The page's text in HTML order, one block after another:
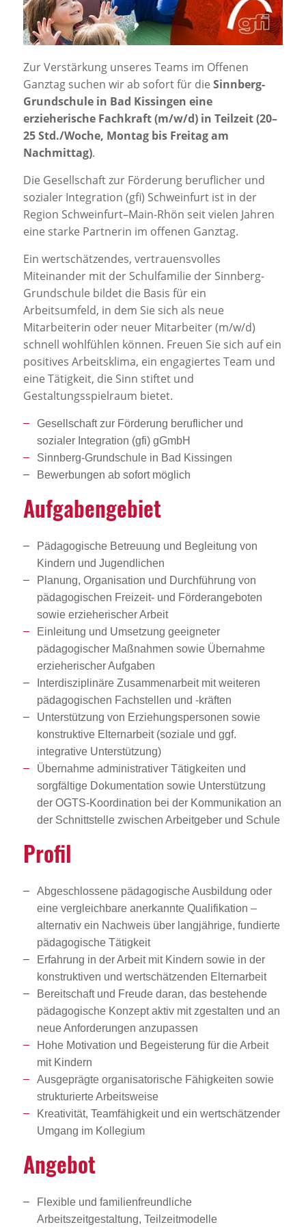
Jobportal
Presse und Medien
bbw e. V.
Karriere
Presse
News Archiv
Zur Verstärkung unseres Teams im Offenen
Ganztag suchen wir ab sofort für die Sinnberg-
Grundschule in Bad Kissingen eine
erzieherische Fachkraft (m/w/d) in Teilzeit (20–
25 Std./Woche, Montag bis Freitag am
Nachmittag).
Die Gesellschaft zur Förderung beruflicher und
sozialer Integration (gfi) Schweinfurt ist in der
Region Schweinfurt–Main-Rhön seit vielen Jahren
eine starke Partnerin im offenen Ganztag.
Ein wertschätzendes, vertrauensvolles
Miteinander mit der Schulfamilie der Sinnberg-
Grundschule bildet die Basis für ein
Arbeitsumfeld, in dem Sie sich als neue
Mitarbeiterin oder neuer Mitarbeiter (m/w/d)
schnell wohlfühlen können. Freuen Sie sich auf ein
positives Arbeitsklima, ein engagiertes Team und
eine Tätigkeit, die Sinn stiftet und
Gestaltungsspielraum bietet.
Gesellschaft zur Förderung beruflicher und
sozialer Integration (gfi) gGmbH
Sinnberg-Grundschule in Bad Kissingen
Bewerbungen ab sofort möglich
Aufga­ben­ge­biet
Pädagogische Betreuung und Begleitung von
Kindern und Jugendlichen
Planung, Organisation und Durchführung von
pädagogischen Freizeit- und Förderangeboten
sowie erzieherischer Arbeit
Einleitung und Umsetzung geeigneter
pädagogischer Maßnahmen sowie Übernahme
erzieherischer Aufgaben
Interdisziplinäre Zusammenarbeit mit weiteren
pädagogischen Fachstellen und -kräften
Unterstützung von Erziehungspersonen sowie
konstruktive Elternarbeit (soziale und ggf.
integrative Unterstützung)
Übernahme administrativer Tätigkeiten und
sorgfältige Dokumentation sowie Unterstützung
der OGTS-Koordination bei der Kommunikation an
der Schnittstelle zwischen Arbeitgeber und Schule
Profil
Abgeschlossene pädagogische Ausbildung oder
eine vergleichbare anerkannte Qualifikation –
alternativ ein Nachweis über langjährige, fundierte
pädagogische Tätigkeit
Erfahrung in der Arbeit mit Kindern sowie in der
konstruktiven und wertschätzenden Elternarbeit
Bereitschaft und Freude daran, das bestehende
pädagogische Konzept aktiv mit zgestalten und an
neue Anforderungen anzupassen
Hohe Motivation und Begeisterung für die Arbeit
mit Kindern
Ausgeprägte organisatorische Fähigkeiten sowie
strukturierte Arbeitsweise
Kreativität, Teamfähigkeit und ein wertschätzender
Umgang im Kollegium
Angebot
Flexible und familienfreundliche
Arbeitszeitgestaltung, Teilzeitmodelle